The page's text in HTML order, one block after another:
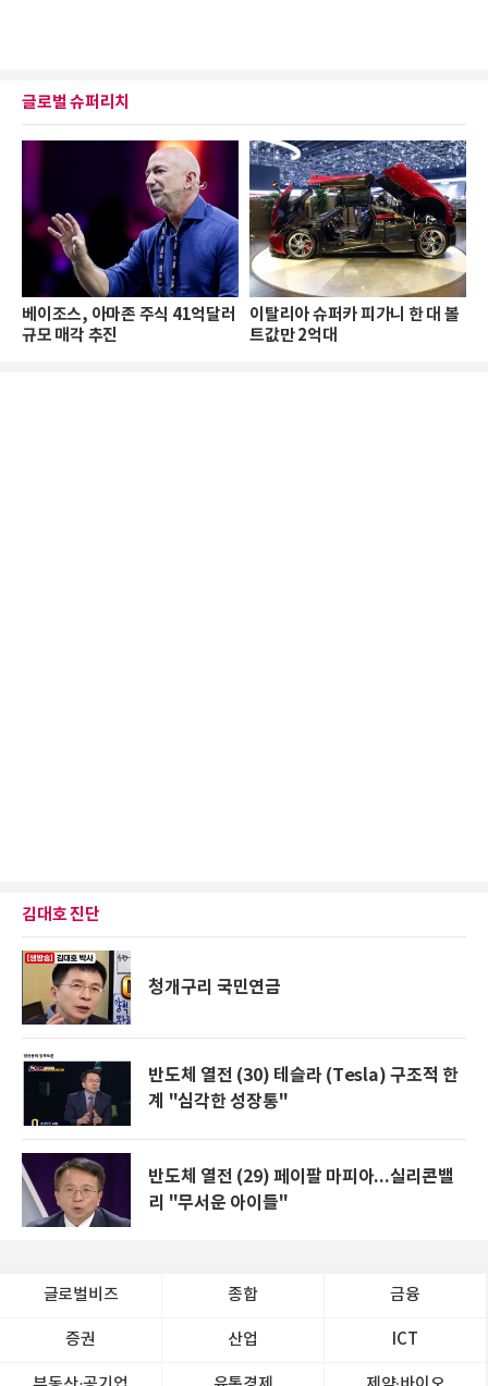
글로벌 슈퍼리치
베이조스, 아마존 주식 41억달러
규모 매각 추진
이탈리아 슈퍼카 피가니 한 대 볼
트값만 2억대
김대호 진단
청개구리 국민연금
반도체 열전 (30) 테슬라 (Tesla) 구조적 한
계 "심각한 성장통"
반도체 열전 (29) 페이팔 마피아...실리콘밸
리 "무서운 아이들"
글로벌비즈 종합 금융
증권 산업 ICT